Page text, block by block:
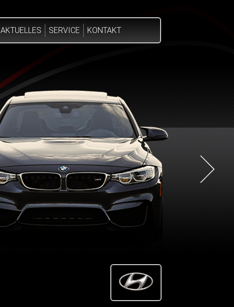
AKTUELLES SERVICE KONTAKT